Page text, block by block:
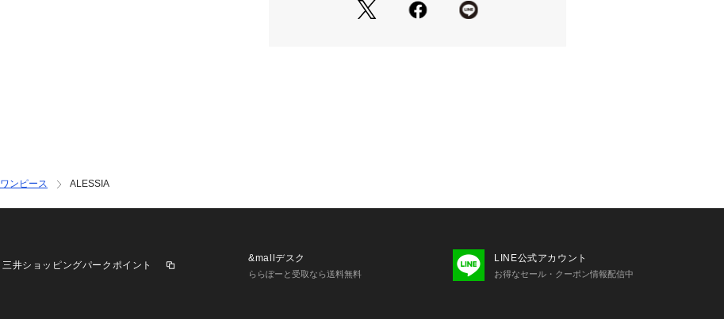
ワンピース ALESSIA
三井ショッピングパークポイント
&mallデスク
ららぽーと受取なら送料無料
LINE公式アカウント
お得なセール・クーポン情報配信中